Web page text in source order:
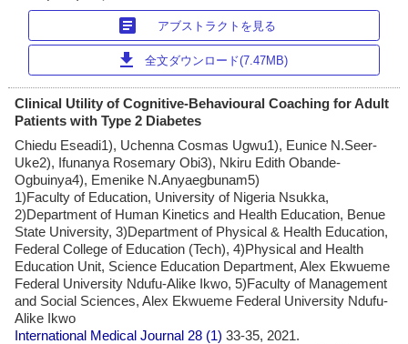
article アブストラクトを見る
download 全文ダウンロード(7.47MB)
Clinical Utility of Cognitive-Behavioural Coaching for Adult
Patients with Type 2 Diabetes
Chiedu Eseadi1), Uchenna Cosmas Ugwu1), Eunice N.Seer-
Uke2), Ifunanya Rosemary Obi3), Nkiru Edith Obande-
Ogbuinya4), Emenike N.Anyaegbunam5)
1)Faculty of Education, University of Nigeria Nsukka,
2)Department of Human Kinetics and Health Education, Benue
State University, 3)Department of Physical & Health Education,
Federal College of Education (Tech), 4)Physical and Health
Education Unit, Science Education Department, Alex Ekwueme
Federal University Ndufu-Alike Ikwo, 5)Faculty of Management
and Social Sciences, Alex Ekwueme Federal University Ndufu-
Alike Ikwo
International Medical Journal 28 (1)33-35, 2021.